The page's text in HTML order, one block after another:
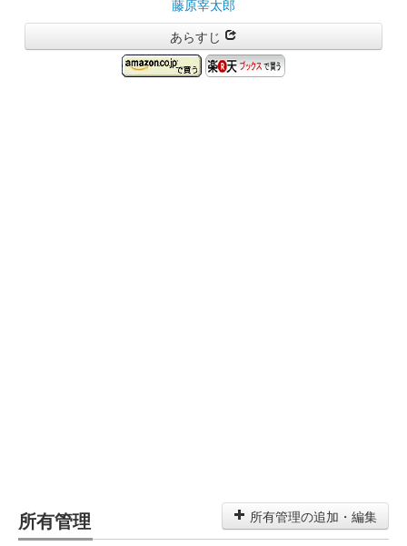
藤原宰太郎
あらすじ
所有管理 所有管理の追加・編集